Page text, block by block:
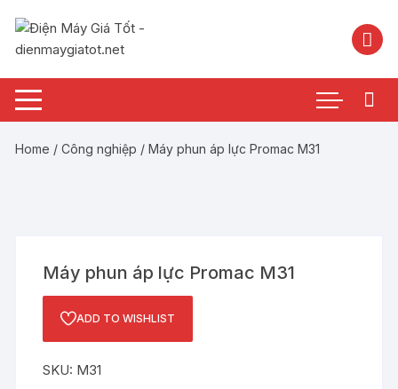
nội
Home /Công nghiệp / Máy phun áp lực Promac M31
Máy phun áp lực Promac M31
ADD TO WISHLIST
SKU: M31